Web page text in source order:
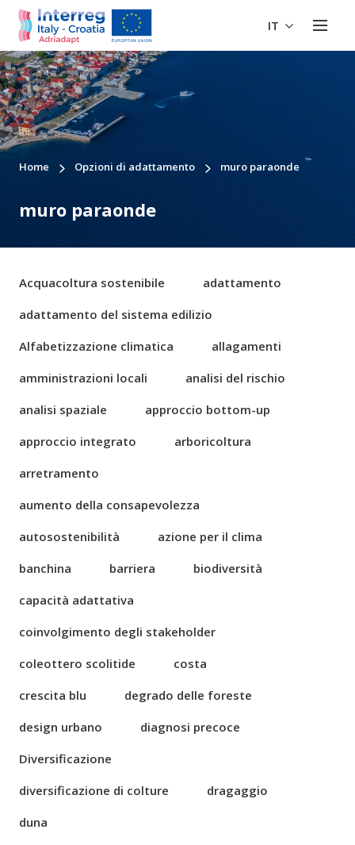
IT
Home Opzioni di adattamento muro paraonde
muro paraonde
Acquacoltura sostenibile
adattamento
adattamento del sistema edilizio
Alfabetizzazione climatica
allagamenti
amministrazioni locali
analisi del rischio
analisi spaziale
approccio bottom-up
approccio integrato
arboricoltura
arretramento
aumento della consapevolezza
autosostenibilità
azione per il clima
banchina
barriera
biodiversità
capacità adattativa
coinvolgimento degli stakeholder
coleottero scolitide
costa
crescita blu
degrado delle foreste
design urbano
diagnosi precoce
Diversificazione
diversificazione di colture
dragaggio
duna